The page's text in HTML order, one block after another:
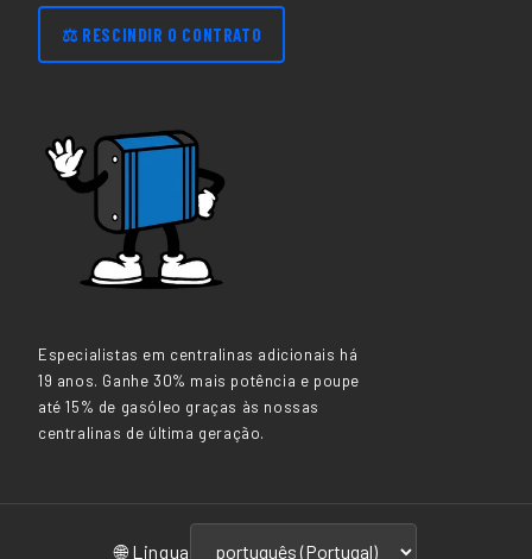
⚖️ RESCINDIR O CONTRATO
Especialistas em centralinas adicionais há
19 anos. Ganhe 30% mais potência e poupe
até 15% de gasóleo graças às nossas
centralinas de última geração.
🌐 Lingua